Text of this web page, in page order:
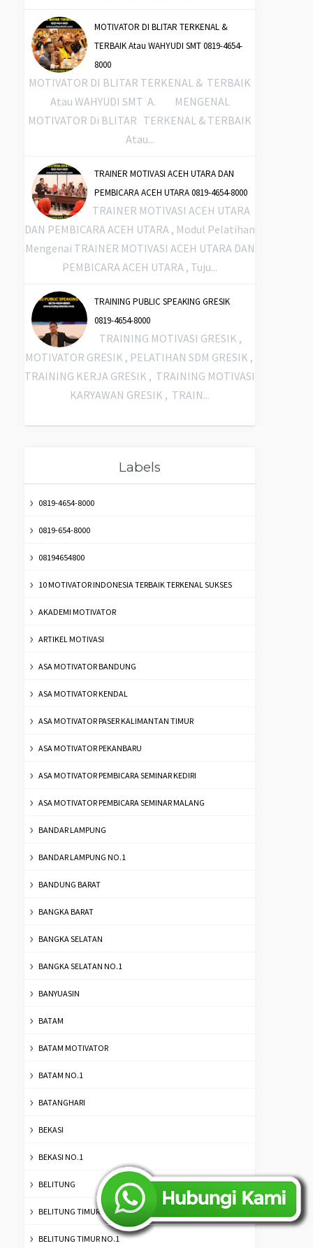
MOTIVATOR DI BLITAR TERKENAL &
TERBAIK Atau WAHYUDI SMT 0819-4654-
8000
MOTIVATOR DI BLITAR TERKENAL & TERBAIK
Atau WAHYUDI SMT A. MENGENAL
MOTIVATOR Di BLITAR TERKENAL & TERBAIK
Atau...
TRAINER MOTIVASI ACEH UTARA DAN
PEMBICARA ACEH UTARA 0819-4654-8000
TRAINER MOTIVASI ACEH UTARA
DAN PEMBICARA ACEH UTARA , Modul Pelatihan
Mengenai TRAINER MOTIVASI ACEH UTARA DAN
PEMBICARA ACEH UTARA , Tuju...
TRAINING PUBLIC SPEAKING GRESIK
0819-4654-8000
TRAINING MOTIVASI GRESIK ,
MOTIVATOR GRESIK , PELATIHAN SDM GRESIK ,
TRAINING KERJA GRESIK , TRAINING MOTIVASI
KARYAWAN GRESIK , TRAIN...
Labels
0819-4654-8000
0819-654-8000
08194654800
10 MOTIVATOR INDONESIA TERBAIK TERKENAL SUKSES
AKADEMI MOTIVATOR
ARTIKEL MOTIVASI
ASA MOTIVATOR BANDUNG
ASA MOTIVATOR KENDAL
ASA MOTIVATOR PASER KALIMANTAN TIMUR
ASA MOTIVATOR PEKANBARU
ASA MOTIVATOR PEMBICARA SEMINAR KEDIRI
ASA MOTIVATOR PEMBICARA SEMINAR MALANG
BANDAR LAMPUNG
BANDAR LAMPUNG NO.1
BANDUNG BARAT
BANGKA BARAT
BANGKA SELATAN
BANGKA SELATAN NO.1
BANYUASIN
BATAM
BATAM MOTIVATOR
BATAM NO.1
BATANGHARI
BEKASI
BEKASI NO.1
BELITUNG
BELITUNG TIMUR
BELITUNG TIMUR NO.1